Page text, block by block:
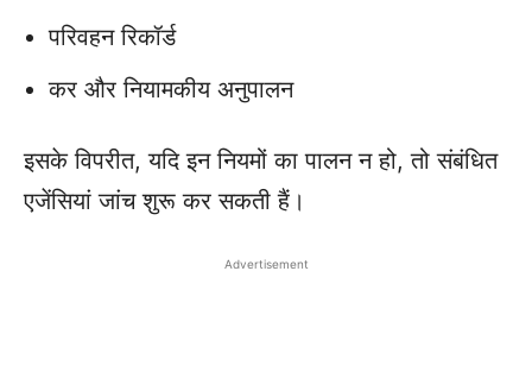
परिवहन रिकॉर्ड
कर और नियामकीय अनुपालन
इसके विपरीत, यदि इन नियमों का पालन न हो, तो संबंधित
एजेंसियां जांच शुरू कर सकती हैं।
Advertisement